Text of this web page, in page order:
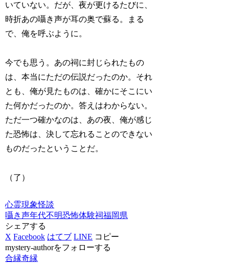
いていない。だが、夜が更けるたびに、
時折あの囁き声が耳の奥で蘇る。まる
で、俺を呼ぶように。
今でも思う。あの祠に封じられたもの
は、本当にただの伝説だったのか。それ
とも、俺が見たものは、確かにそこにい
た何かだったのか。答えはわからない。
ただ一つ確かなのは、あの夜、俺が感じ
た恐怖は、決して忘れることのできない
ものだったということだ。
（了）
心霊現象怪談
囁き声年代不明恐怖体験祠福岡県
シェアする
X Facebook はてブ LINE コピー
mystery-authorをフォローする
合縁奇縁